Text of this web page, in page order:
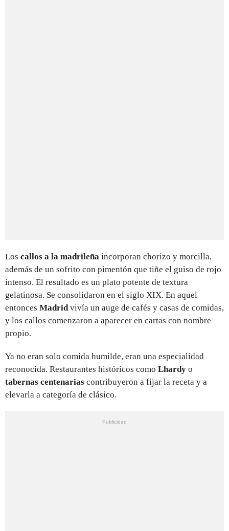
Los callos a la madrileña incorporan chorizo y morcilla,
además de un sofrito con pimentón que tiñe el guiso de rojo
intenso. El resultado es un plato potente de textura
gelatinosa. Se consolidaron en el siglo XIX. En aquel
entonces Madridvivía un auge de cafés y casas de comidas,
y los callos comenzaron a aparecer en cartas con nombre
propio.
Ya no eran solo comida humilde, eran una especialidad
reconocida. Restaurantes históricos como Lhardy o
tabernas centenarias contribuyeron a fijar la receta y a
elevarla a categoría de clásico.